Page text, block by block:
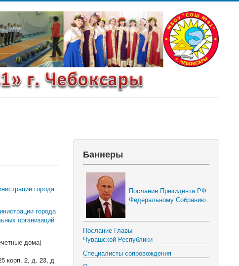
города
города
организаций
дома)
корп. 2, д. 23, д
Баннеры
Послание Президента РФ
Федеральному Собранию
Послание Главы
Чувашской Республики
Специалисты сопровождения